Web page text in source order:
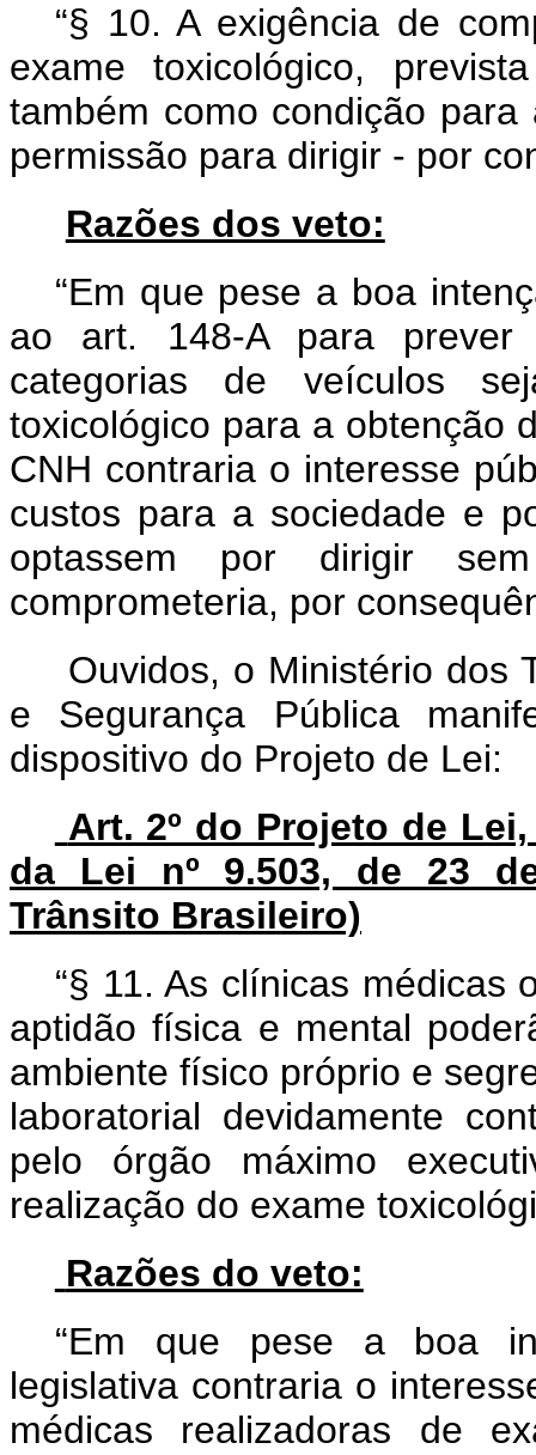
“§ 10. A exigência de
exame toxicológico,
também como condição
permissão para dirigir - por
Razões dos veto:
“Em que pese a boa
ao art. 148-A para
categorias de veículos
toxicológico para a obtenção
CNH contraria o interesse
custos para a sociedade e
optassem por dirigir
comprometeria, por
Ouvidos, o Ministério dos
e Segurança Pública
dispositivo do Projeto de Lei:
Art. 2º do Projeto de
da Lei nº 9.503, de 23
Trânsito Brasileiro)
“§ 11. As clínicas médicas
aptidão física e mental
ambiente físico próprio e
laboratorial devidamente
pelo órgão máximo
realização do exame
Razões do veto:
“Em que pese a boa
legislativa contraria o
médicas realizadoras de